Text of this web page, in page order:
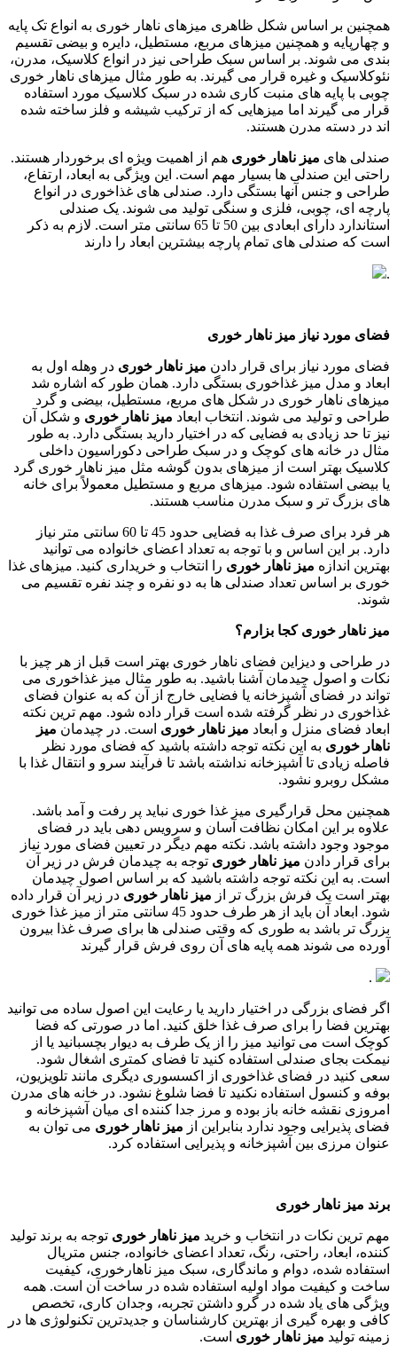
همچنین بر اساس شکل ظاهری میزهای ناهار خوری به انواع تک پایه
و چهارپایه و همچنین میزهای مربع، مستطیل، دایره و بیضی تقسیم
بندی می شوند. بر اساس سبک طراحی نیز در انواع کلاسیک، مدرن،
نئوکلاسیک و غیره قرار می گیرند. به طور مثال میزهای ناهار خوری
چوبی با پایه های منبت کاری شده در سبک کلاسیک مورد استفاده
قرار می گیرند اما میزهایی که از ترکیب شیشه و فلز ساخته شده
اند در دسته مدرن هستند.
صندلی های میز ناهار خوری هم از اهمیت ویژه ای برخوردار هستند.
راحتی این صندلی ها بسیار مهم است. این ویژگی به ابعاد، ارتفاع،
طراحی و جنس آنها بستگی دارد. صندلی های غذاخوری در انواع
پارچه ای، چوبی، فلزی و سنگی تولید می شوند. یک صندلی
استاندارد دارای ابعادی بین 50 تا 65 سانتی متر است. لازم به ذکر
است که صندلی های تمام پارچه بیشترین ابعاد را دارند
.
فضای مورد نیاز میز ناهار خوری
فضای مورد نیاز برای قرار دادن میز ناهار خوری در وهله اول به
ابعاد و مدل میز غذاخوری بستگی دارد. همان طور که اشاره شد
میزهای ناهار خوری در شکل های مربع، مستطیل، بیضی و گرد
طراحی و تولید می شوند. انتخاب ابعاد میز ناهار خوری و شکل آن
نیز تا حد زیادی به فضایی که در اختیار دارید بستگی دارد. به طور
مثال در خانه های کوچک و در سبک طراحی دکوراسیون داخلی
کلاسیک بهتر است از میزهای بدون گوشه مثل میز ناهار خوری گرد
یا بیضی استفاده شود. میزهای مربع و مستطیل معمولاً برای خانه
های بزرگ تر و سبک مدرن مناسب هستند.
هر فرد برای صرف غذا به فضایی حدود 45 تا 60 سانتی متر نیاز
دارد. بر این اساس و با توجه به تعداد اعضای خانواده می توانید
بهترین اندازه میز ناهار خوری را انتخاب و خریداری کنید. میزهای غذا
خوری بر اساس تعداد صندلی ها به دو نفره و چند نفره تقسیم می
شوند.
میز ناهار خوری کجا بزارم؟
در طراحی و دیزاین فضای ناهار خوری بهتر است قبل از هر چیز با
نکات و اصول چیدمان آشنا باشید. به طور مثال میز غذاخوری می
تواند در فضای آشپزخانه یا فضایی خارج از آن که به عنوان فضای
غذاخوری در نظر گرفته شده است قرار داده شود. مهم ترین نکته
ابعاد فضای منزل و ابعاد میز ناهار خوری است. در چیدمان میز
ناهار خوری به این نکته توجه داشته باشید که فضای مورد نظر
فاصله زیادی تا آشپزخانه نداشته باشد تا فرآیند سرو و انتقال غذا با
مشکل روبرو نشود.
همچنین محل قرارگیری میز غذا خوری نباید پر رفت و آمد باشد.
علاوه بر این امکان نظافت آسان و سرویس دهی باید در فضای
موجود وجود داشته باشد. نکته مهم دیگر در تعیین فضای مورد نیاز
برای قرار دادن میز ناهار خوری توجه به چیدمان فرش در زیر آن
است. به این نکته توجه داشته باشید که بر اساس اصول چیدمان
بهتر است یک فرش بزرگ تر از میز ناهار خوری در زیر آن قرار داده
شود. ابعاد آن باید از هر طرف حدود 45 سانتی متر از میز غذا خوری
بزرگ تر باشد به طوری که وقتی صندلی ها برای صرف غذا بیرون
آورده می شوند همه پایه های آن روی فرش قرار گیرند
.
اگر فضای بزرگی در اختیار دارید یا رعایت این اصول ساده می توانید
بهترین فضا را برای صرف غذا خلق کنید. اما در صورتی که فضا
کوچک است می توانید میز را از یک طرف به دیوار بچسبانید یا از
نیمکت بجای صندلی استفاده کنید تا فضای کمتری اشغال شود.
سعی کنید در فضای غذاخوری از اکسسوری دیگری مانند تلویزیون،
بوفه و کنسول استفاده نکنید تا فضا شلوغ نشود. در خانه های مدرن
امروزی نقشه خانه باز بوده و مرز جدا کننده ای میان آشپزخانه و
فضای پذیرایی وجود ندارد بنابراین از میز ناهار خوری می توان به
عنوان مرزی بین آشپزخانه و پذیرایی استفاده کرد.
برند میز ناهار خوری
مهم ترین نکات در انتخاب و خرید میز ناهار خوری توجه به برند تولید
کننده، ابعاد، راحتی، رنگ، تعداد اعضای خانواده، جنس متریال
استفاده شده، دوام و ماندگاری، سبک میز ناهارخوری، کیفیت
ساخت و کیفیت مواد اولیه استفاده شده در ساخت آن است. همه
ویژگی های یاد شده در گرو داشتن تجربه، وجدان کاری، تخصص
کافی و بهره گیری از بهترین کارشناسان و جدیدترین تکنولوژی ها در
زمینه تولید میز ناهار خوری است.